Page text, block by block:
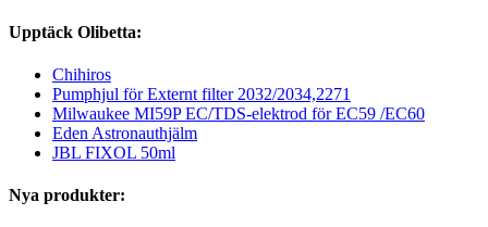
Upptäck Olibetta:
Chihiros
Pumphjul för Externt filter 2032/2034,2271
Milwaukee MI59P EC/TDS-elektrod för EC59 /EC60
Eden Astronauthjälm
JBL FIXOL 50ml
Nya produkter: